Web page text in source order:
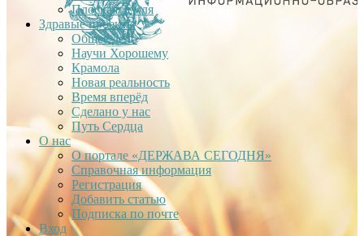
Плоская Земля
Здравые проекты
Общее дело
Научи Хорошему
Крамола
Новая реальность
Время вперёд
Сделано у нас
Путь Сердца
О нас
О портале «ДЕРЖАВА СЕГОДНЯ»
Справочная информация
Регистрация
Добавить статью
Подписка по почте
Вход